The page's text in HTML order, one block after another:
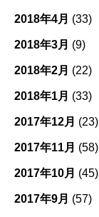
2018年4月 (33)
2018年3月 (9)
2018年2月 (22)
2018年1月 (33)
2017年12月 (23)
2017年11月 (58)
2017年10月 (45)
2017年9月 (57)